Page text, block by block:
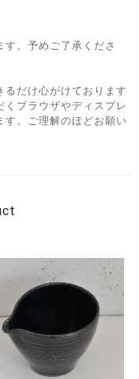
。予めご了承くださ
るだけ心がけております
くブラウザやディスプレ
す。ご理解のほどお願い